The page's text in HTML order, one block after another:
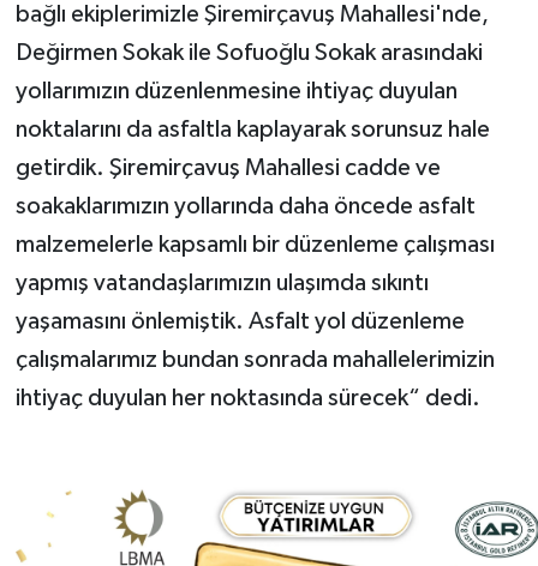
bağlı ekiplerimizle Şiremirçavuş Mahallesi'nde,
Değirmen Sokak ile Sofuoğlu Sokak arasındaki
yollarımızın düzenlenmesine ihtiyaç duyulan
noktalarını da asfaltla kaplayarak sorunsuz hale
getirdik. Şiremirçavuş Mahallesi cadde ve
soakaklarımızın yollarında daha öncede asfalt
malzemelerle kapsamlı bir düzenleme çalışması
yapmış vatandaşlarımızın ulaşımda sıkıntı
yaşamasını önlemiştik. Asfalt yol düzenleme
çalışmalarımız bundan sonrada mahallelerimizin
ihtiyaç duyulan her noktasında sürecek“ dedi.